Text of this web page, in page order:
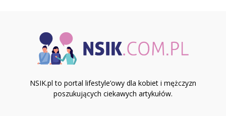
NSIK.pl to portal lifestyle’owy dla kobiet i mężczyzn
poszukujących ciekawych artykułów.